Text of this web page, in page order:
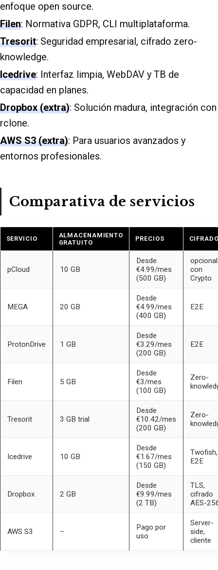
enfoque open source.
Filen: Normativa GDPR, CLI multiplataforma.
Tresorit: Seguridad empresarial, cifrado zero-
knowledge.
Icedrive: Interfaz limpia, WebDAV y TB de
capacidad en planes.
Dropbox (extra): Solución madura, integración con
rclone.
AWS S3 (extra): Para usuarios avanzados y
entornos profesionales.
Comparativa de servicios
SERVICIO
ALMACENAMIENTO
GRATUITO
PRECIOS
pCloud 10 GB
Desde
€4.99/mes
(500 GB)
con
Crypto
MEGA 20 GB
Desde
€4.99/mes
(400 GB)
E2E
ProtonDrive 1 GB
Desde
€3.29/mes
(200 GB)
E2E
Filen 5 GB
Desde
€3/mes
(100 GB)
Zero-
Tresorit 3 GB trial
Desde
€10.42/mes
(200 GB)
Zero-
Icedrive 10 GB
Desde
€1.67/mes
(150 GB)
Twofish,
E2E
Dropbox 2 GB
Desde
€9.99/mes
(2 TB)
TLS,
cifrado
AES-
AWS S3 –
Pago por
uso
Server-
side,
cliente